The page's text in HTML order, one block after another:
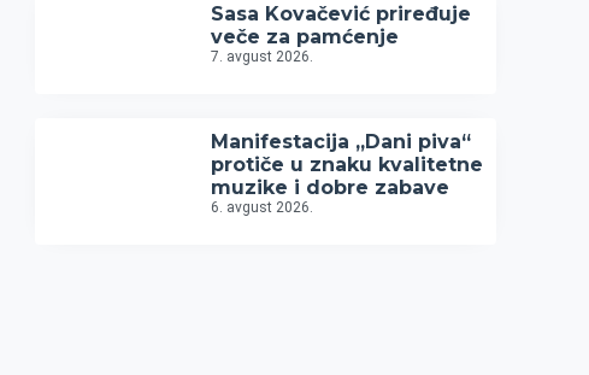
Sasa Kovačević priređuje
veče za pamćenje
7. avgust 2026.
Manifestacija „Dani piva“
protiče u znaku kvalitetne
muzike i dobre zabave
6. avgust 2026.